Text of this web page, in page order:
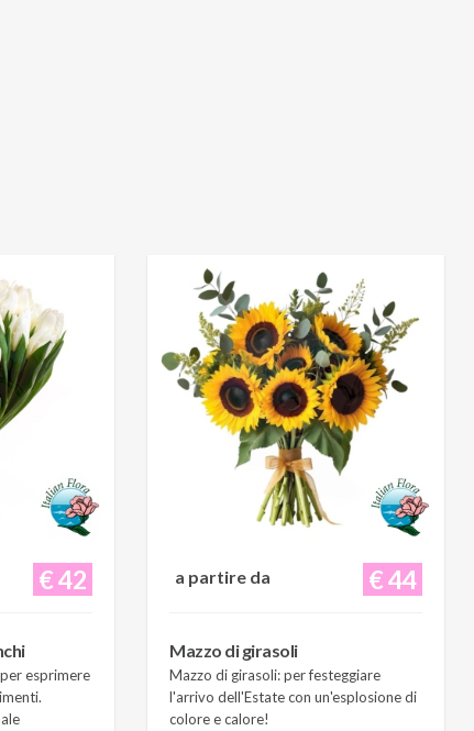
€ 42
esprimere
€ 44
a partire da
Mazzo di girasoli
Mazzo di girasoli: per festeggiare
l'arrivo dell'Estate con un'esplosione di
colore e calore!